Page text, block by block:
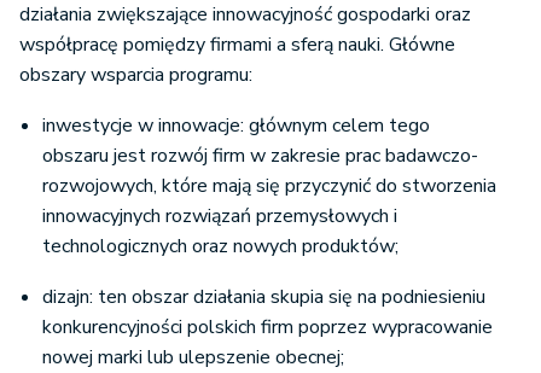
działania zwiększające innowacyjność gospodarki oraz
współpracę pomiędzy firmami a sferą nauki. Główne
obszary wsparcia programu:
inwestycje w innowacje: głównym celem tego
obszaru jest rozwój firm w zakresie prac badawczo-
rozwojowych, które mają się przyczynić do stworzenia
innowacyjnych rozwiązań przemysłowych i
technologicznych oraz nowych produktów;
dizajn: ten obszar działania skupia się na podniesieniu
konkurencyjności polskich firm poprzez wypracowanie
nowej marki lub ulepszenie obecnej;